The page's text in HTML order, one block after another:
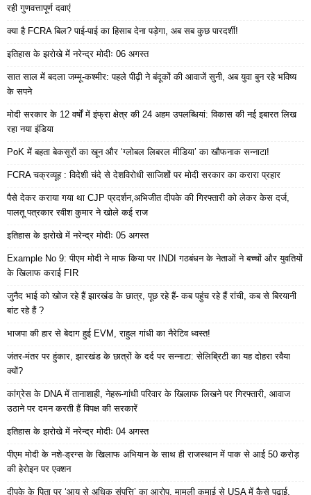
रही गुणवत्तापूर्ण दवाएं
क्या है FCRA बिल? पाई-पाई का हिसाब देना पड़ेगा, अब सब कुछ पारदर्शी!
इतिहास के झरोखे में नरेन्द्र मोदीः 06 अगस्त
सात साल में बदला जम्मू-कश्मीर: पहले पीढ़ी ने बंदूकों की आवाजें सुनी, अब युवा बुन रहे भविष्य
के सपने
मोदी सरकार के 12 वर्षों में इंफ्रा क्षेत्र की 24 अहम उपलब्धियां: विकास की नई इबारत लिख
रहा नया इंडिया
PoK में बहता बेकसूरों का खून और ‘ग्लोबल लिबरल मीडिया’ का खौफनाक सन्नाटा!
FCRA चक्रव्यूह : विदेशी चंदे से देशविरोधी साजिशों पर मोदी सरकार का करारा प्रहार
पैसे देकर कराया गया था CJP प्रदर्शन,अभिजीत दीपके की गिरफ्तारी को लेकर केस दर्ज,
पालतू पत्रकार रवीश कुमार ने खोले कई राज
इतिहास के झरोखे में नरेन्द्र मोदीः 05 अगस्त
Example No 9: पीएम मोदी ने माफ किया पर INDI गठबंधन के नेताओं ने बच्चों और युवतियों
के खिलाफ कराई FIR
जुनैद भाई को खोज रहे हैं झारखंड के छात्र, पूछ रहे हैं- कब पहुंच रहे हैं रांची, कब से बिरयानी
बांट रहे हैं ?
भाजपा की हार से बेदाग हुई EVM, राहुल गांधी का नैरेटिव ध्वस्त!
जंतर-मंतर पर हुंकार, झारखंड के छात्रों के दर्द पर सन्नाटा: सेलिब्रिटी का यह दोहरा रवैया
क्यों?
कांग्रेस के DNA में तानाशाही, नेहरू-गांधी परिवार के खिलाफ लिखने पर गिरफ्तारी, आवाज
उठाने पर दमन करती हैं विपक्ष की सरकारें
इतिहास के झरोखे में नरेन्द्र मोदीः 04 अगस्त
पीएम मोदी के नशे-ड्रग्स के खिलाफ अभियान के साथ ही राजस्थान में पाक से आई 50 करोड़
की हेरोइन पर एक्शन
दीपके के पिता पर ‘आय से अधिक संपत्ति’ का आरोप, मामूली कमाई से USA में कैसे पढ़ाई,